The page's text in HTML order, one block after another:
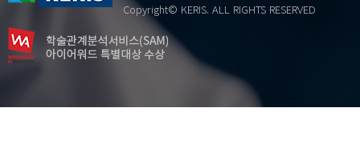
Copyright© KERIS. ALL RIGHTS RESERVED